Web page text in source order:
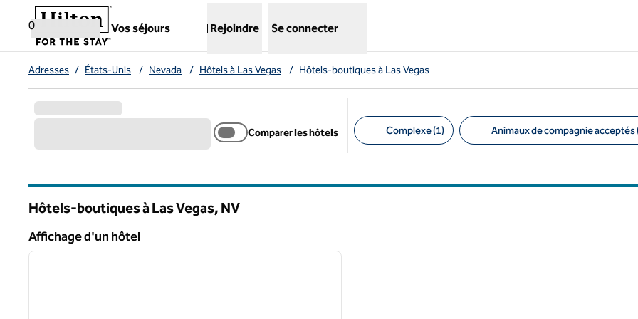
Aller directement au contenu
0
Vos séjours
,ouvre un nouvel onglet
Rejoindre Se connecter
Adresses / États-Unis / Nevada / Hôtels à Las Vegas / Hôtels-boutiques à Las Vegas
Comparer les hôtels Complexe (1) Animaux de compagnie acceptés
Hôtels-boutiques à Las Vegas, NV
Affichage d'un hôtel
Affichage d'un hôtel
1 sur 12
image suivante